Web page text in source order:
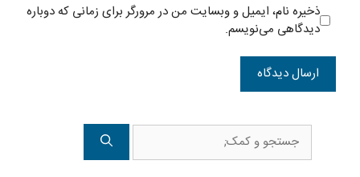
ذخیره نام، ایمیل و وبسایت من در مرورگر برای زمانی که دوباره
دیدگاهی می‌نویسم.
جستجوی
برای: